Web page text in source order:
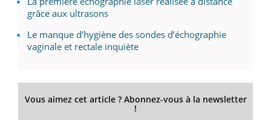
grâce aux ultrasons
Le manque d’hygiène des sondes d’échographie
vaginale et rectale inquiète
Vous aimez cet article ? Abonnez-vous à la newsletter
!